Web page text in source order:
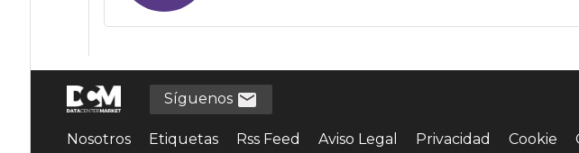
Síguenos
Nosotros Etiquetas Rss Feed Aviso Legal Privacidad Cookie